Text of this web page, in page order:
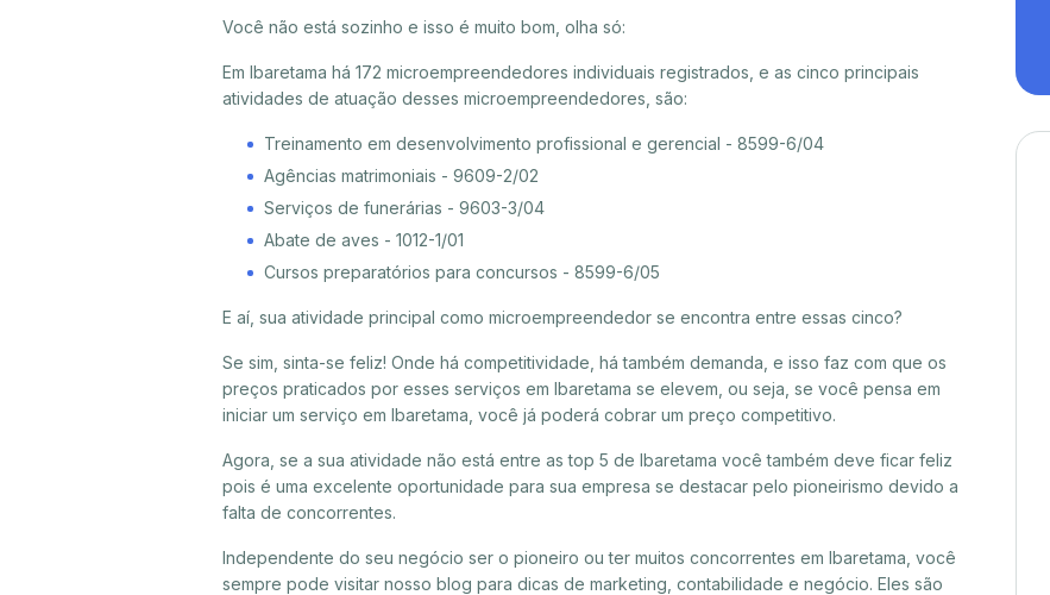
Você não está sozinho e isso é muito bom, olha só:
Em Ibaretama há 172 microempreendedores individuais registrados, e as cinco principais
atividades de atuação desses microempreendedores, são:
Treinamento em desenvolvimento profissional e gerencial - 8599-6/04
Agências matrimoniais - 9609-2/02
Serviços de funerárias - 9603-3/04
Abate de aves - 1012-1/01
Cursos preparatórios para concursos - 8599-6/05
E aí, sua atividade principal como microempreendedor se encontra entre essas cinco?
Se sim, sinta-se feliz! Onde há competitividade, há também demanda, e isso faz com que os
preços praticados por esses serviços em Ibaretama se elevem, ou seja, se você pensa em
iniciar um serviço em Ibaretama, você já poderá cobrar um preço competitivo.
Agora, se a sua atividade não está entre as top 5 de Ibaretama você também deve ficar feliz
pois é uma excelente oportunidade para sua empresa se destacar pelo pioneirismo devido a
falta de concorrentes.
Independente do seu negócio ser o pioneiro ou ter muitos concorrentes em Ibaretama, você
sempre pode visitar nosso blog para dicas de marketing, contabilidade e negócio. Eles são